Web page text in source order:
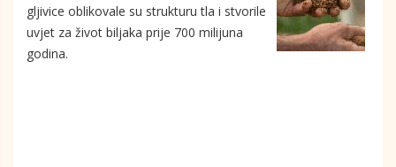
gljivice oblikovale su strukturu tla i stvorile
uvjet za život biljaka prije 700 milijuna
godina.